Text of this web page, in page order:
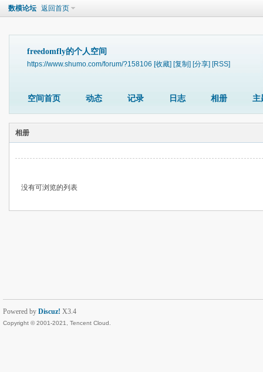
数模论坛 返回首页
freedomfly的个人空间
https://www.shumo.com/forum/?158106 [收藏] [复制] [分享] [RSS]
空间首页 动态 记录 日志 相册 主
相册
没有可浏览的列表
Powered by Discuz! X3.4
Copyright © 2001-2021, Tencent Cloud.